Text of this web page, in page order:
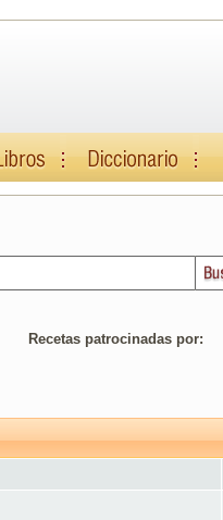
Recetas patrocinadas por: